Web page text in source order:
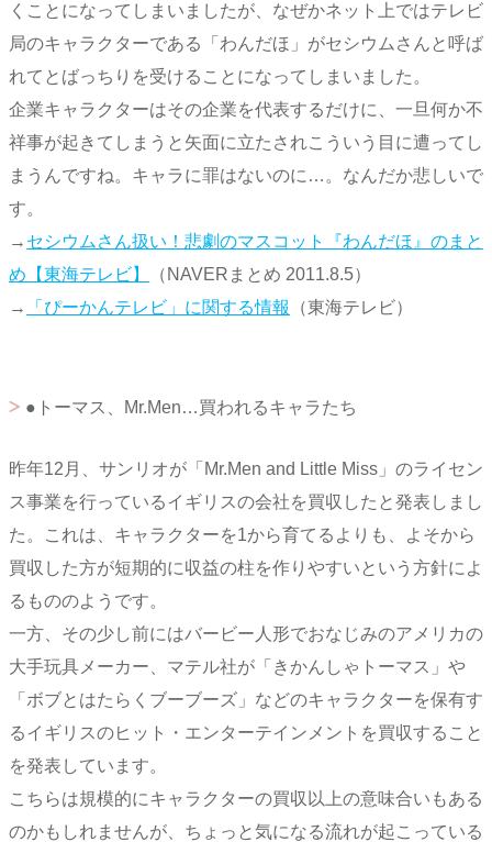
くことになってしまいましたが、なぜかネット上ではテレビ
局のキャラクターである「わんだほ」がセシウムさんと呼ば
れてとばっちりを受けることになってしまいました。
企業キャラクターはその企業を代表するだけに、一旦何か不
祥事が起きてしまうと矢面に立たされこういう目に遭ってし
まうんですね。キャラに罪はないのに…。なんだか悲しいで
す。
→ セシウムさん扱い！悲劇のマスコット『わんだほ』のまと
め【東海テレビ】
（NAVERまとめ 2011.8.5）
→
「ぴーかんテレビ」に関する情報 （東海テレビ）
●トーマス、Mr.Men…買われるキャラたち
昨年12月、サンリオが「Mr.Men and Little Miss」のライセン
ス事業を行っているイギリスの会社を買収したと発表しまし
た。これは、キャラクターを1から育てるよりも、よそから
買収した方が短期的に収益の柱を作りやすいという方針によ
るもののようです。
一方、その少し前にはバービー人形でおなじみのアメリカの
大手玩具メーカー、マテル社が「きかんしゃトーマス」や
「ボブとはたらくブーブーズ」などのキャラクターを保有す
るイギリスのヒット・エンターテインメントを買収すること
を発表しています。
こちらは規模的にキャラクターの買収以上の意味合いもある
のかもしれませんが、ちょっと気になる流れが起こっている